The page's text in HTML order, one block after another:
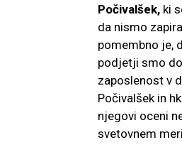
Počivalšek, ki
da nismo
pomembno je,
podjetji smo
zaposlenost v
Počivalšek in
njegovi oceni
svetovnem